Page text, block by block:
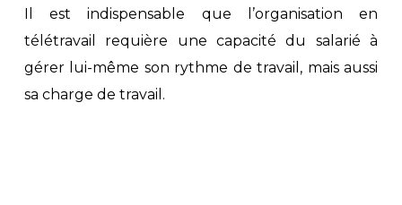
Il est indispensable que l’organisation en
télétravail requière une capacité du salarié à
gérer lui-même son rythme de travail, mais aussi
sa charge de travail.